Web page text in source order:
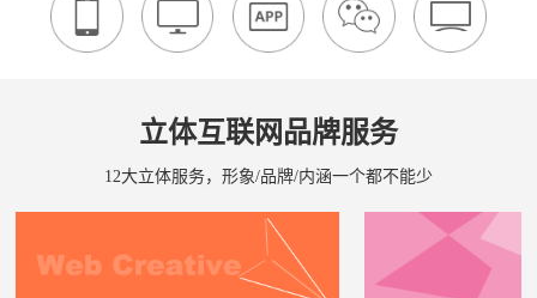
立体互联网品牌服务
12大立体服务，形象/品牌/内涵一个都不能少